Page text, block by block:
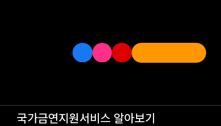
국가금연지원서비스 알아보기